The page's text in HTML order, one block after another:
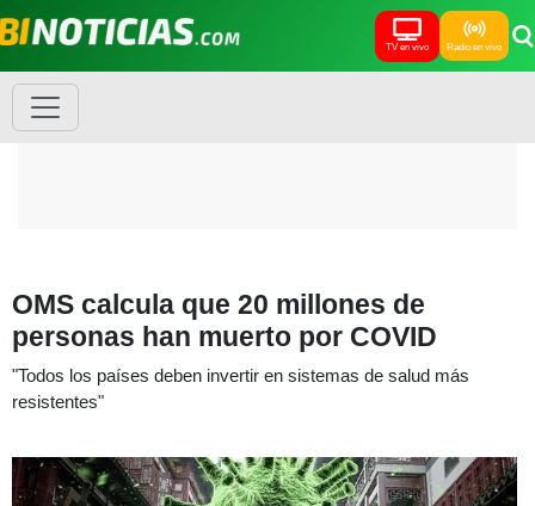
TV en vivo Radio en vivo
OMS calcula que 20 millones de
personas han muerto por COVID
"Todos los países deben invertir en sistemas de salud más
resistentes"